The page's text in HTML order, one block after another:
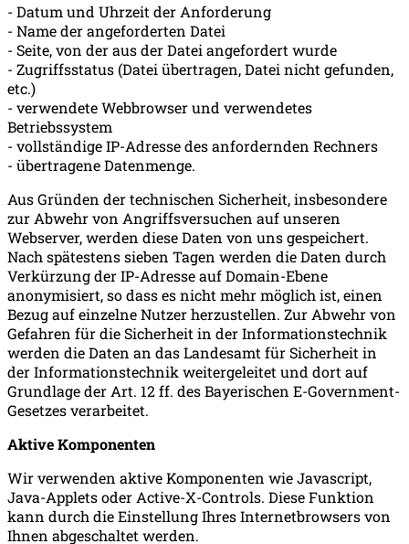
- Datum und Uhrzeit der Anforderung
- Name der angeforderten Datei
- Seite, von der aus der Datei angefordert wurde
- Zugriffsstatus (Datei übertragen, Datei nicht gefunden,
etc.)
- verwendete Webbrowser und verwendetes
Betriebssystem
- vollständige IP-Adresse des anfordernden Rechners
- übertragene Datenmenge.
Aus Gründen der technischen Sicherheit, insbesondere
zur Abwehr von Angriffsversuchen auf unseren
Webserver, werden diese Daten von uns gespeichert.
Nach spätestens sieben Tagen werden die Daten durch
Verkürzung der IP-Adresse auf Domain-Ebene
anonymisiert, so dass es nicht mehr möglich ist, einen
Bezug auf einzelne Nutzer herzustellen. Zur Abwehr von
Gefahren für die Sicherheit in der Informationstechnik
werden die Daten an das Landesamt für Sicherheit in
der Informationstechnik weitergeleitet und dort auf
Grundlage der Art. 12 ff. des Bayerischen E-Government-
Gesetzes verarbeitet.
Aktive Komponenten
Wir verwenden aktive Komponenten wie Javascript,
Java-Applets oder Active-X-Controls. Diese Funktion
kann durch die Einstellung Ihres Internetbrowsers von
Ihnen abgeschaltet werden.